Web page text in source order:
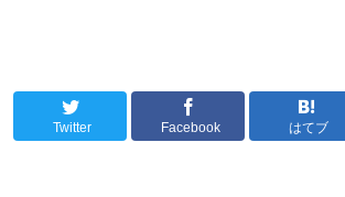
Twitter Facebook はてブ